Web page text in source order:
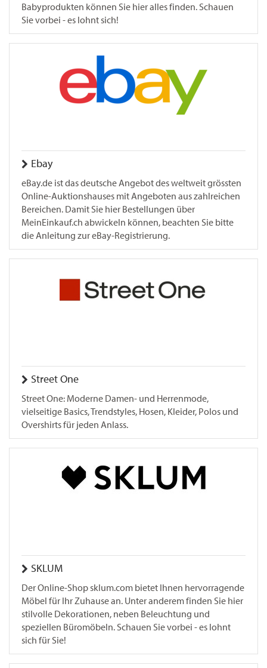
Babyprodukten können Sie hier alles finden. Schauen
Sie vorbei - es lohnt sich!
Ebay
eBay.de ist das deutsche Angebot des weltweit grössten
Online-Auktionshauses mit Angeboten aus zahlreichen
Bereichen. Damit Sie hier Bestellungen über
MeinEinkauf.ch abwickeln können, beachten Sie bitte
die Anleitung zur eBay-Registrierung.
Street One
Street One: Moderne Damen- und Herrenmode,
vielseitige Basics, Trendstyles, Hosen, Kleider, Polos und
Overshirts für jeden Anlass.
SKLUM
Der Online-Shop sklum.com bietet Ihnen hervorragende
Möbel für Ihr Zuhause an. Unter anderem finden Sie hier
stilvolle Dekorationen, neben Beleuchtung und
speziellen Büromöbeln. Schauen Sie vorbei - es lohnt
sich für Sie!